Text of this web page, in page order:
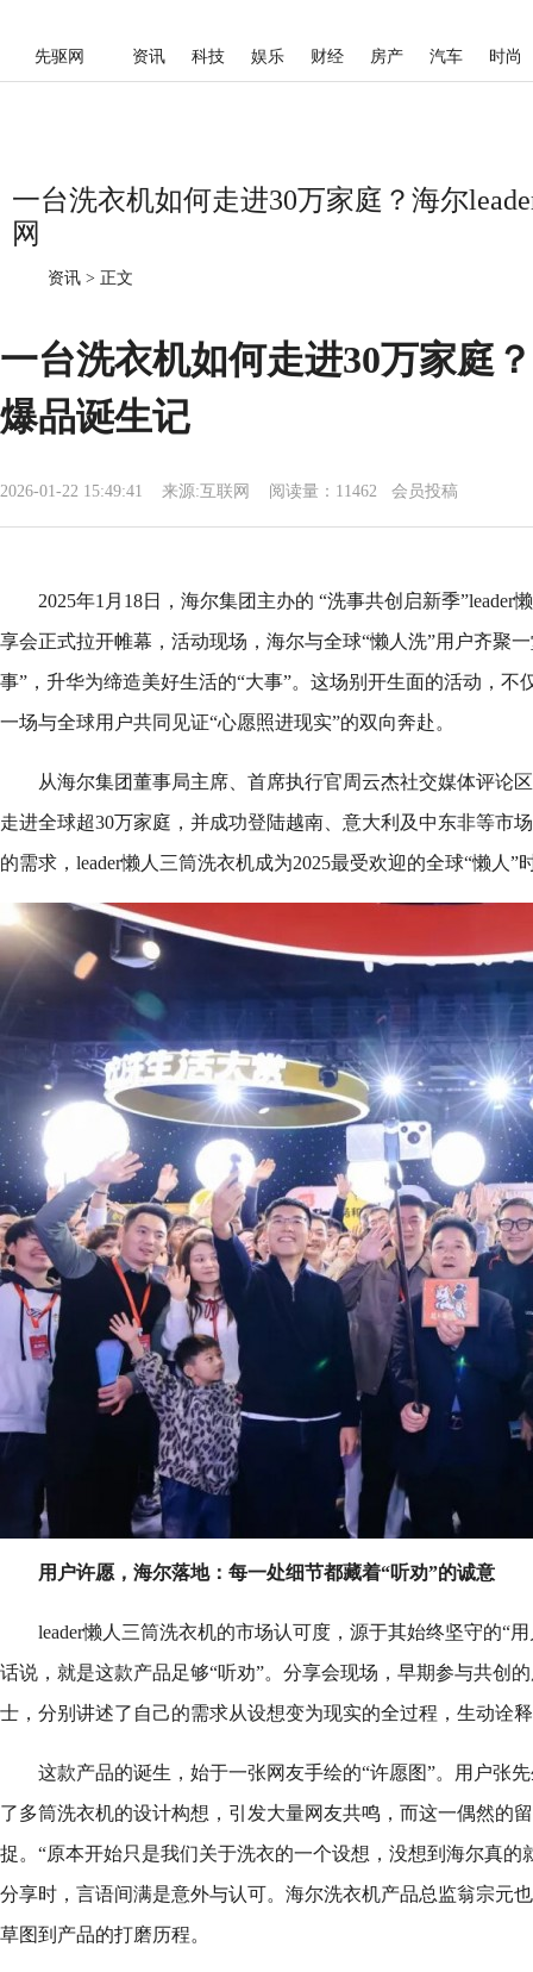
先驱网 资讯 科技 娱乐 财经 房产 汽车 时尚
一台洗衣机如何走进30万家庭？海尔
网
资讯 > 正文
一台洗衣机如何走进30万家庭
爆品诞生记
2026-01-22 15:49:41 来源:互联网 阅读量：11462 会员投稿
2025年1月18日，海尔集团主办的 “洗事共创启新季”leader
享会正式拉开帷幕，活动现场，海尔与全球“懒人洗”用户齐聚
事”，升华为缔造美好生活的“大事”。这场别开生面的活动，不
一场与全球用户共同见证“心愿照进现实”的双向奔赴。
从海尔集团董事局主席、首席执行官周云杰社交媒体评论
走进全球超30万家庭，并成功登陆越南、意大利及中东非等市
的需求，leader懒人三筒洗衣机成为2025最受欢迎的全球“懒人”
用户许愿，海尔落地：每一处细节都藏着“听劝”的诚意
leader懒人三筒洗衣机的市场认可度，源于其始终坚守的“
话说，就是这款产品足够“听劝”。分享会现场，早期参与共创
士，分别讲述了自己的需求从设想变为现实的全过程，生动诠
这款产品的诞生，始于一张网友手绘的“许愿图”。用户张
了多筒洗衣机的设计构想，引发大量网友共鸣，而这一偶然的
捉。“原本开始只是我们关于洗衣的一个设想，没想到海尔真的
分享时，言语间满是意外与认可。海尔洗衣机产品总监翁宗元
草图到产品的打磨历程。